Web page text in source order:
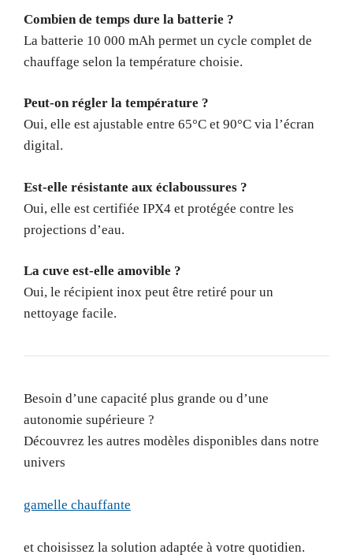
Combien de temps dure la batterie ?
La batterie 10 000 mAh permet un cycle complet de
chauffage selon la température choisie.
Peut-on régler la température ?
Oui, elle est ajustable entre 65°C et 90°C via l’écran
digital.
Est-elle résistante aux éclaboussures ?
Oui, elle est certifiée IPX4 et protégée contre les
projections d’eau.
La cuve est-elle amovible ?
Oui, le récipient inox peut être retiré pour un
nettoyage facile.
Besoin d’une capacité plus grande ou d’une
autonomie supérieure ?
Découvrez les autres modèles disponibles dans notre
univers
gamelle chauffante
et choisissez la solution adaptée à votre quotidien.